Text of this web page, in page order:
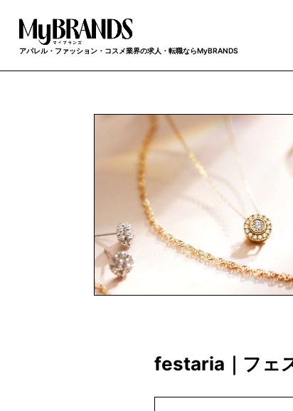
アパレル・ファッション・コスメ業界の求人・転職ならMyBRANDS
festaria｜フェ